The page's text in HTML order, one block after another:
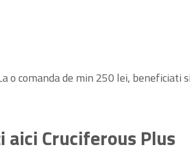
o comanda de min 250 lei,
aici Cruciferous Plus